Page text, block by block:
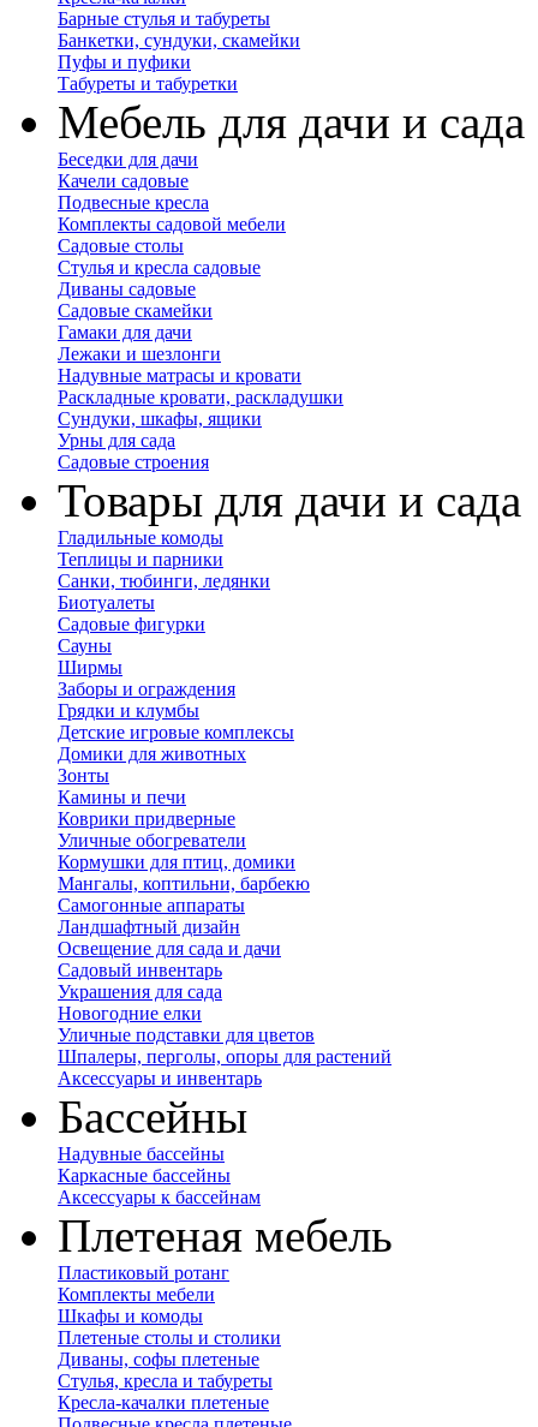
Барные стулья и табуреты
Банкетки, сундуки, скамейки
Пуфы и пуфики
Табуреты и табуретки
Мебель для дачи и сада
Беседки для дачи
Качели садовые
Подвесные кресла
Комплекты садовой мебели
Садовые столы
Стулья и кресла садовые
Диваны садовые
Садовые скамейки
Гамаки для дачи
Лежаки и шезлонги
Надувные матрасы и кровати
Раскладные кровати, раскладушки
Сундуки, шкафы, ящики
Урны для сада
Садовые строения
Товары для дачи и сада
Гладильные комоды
Теплицы и парники
Санки, тюбинги, ледянки
Биотуалеты
Садовые фигурки
Сауны
Ширмы
Заборы и ограждения
Грядки и клумбы
Детские игровые комплексы
Домики для животных
Зонты
Камины и печи
Коврики придверные
Уличные обогреватели
Кормушки для птиц, домики
Мангалы, коптильни, барбекю
Самогонные аппараты
Ландшафтный дизайн
Освещение для сада и дачи
Садовый инвентарь
Украшения для сада
Новогодние елки
Уличные подставки для цветов
Шпалеры, перголы, опоры для растений
Аксессуары и инвентарь
Бассейны
Надувные бассейны
Каркасные бассейны
Аксессуары к бассейнам
Плетеная мебель
Пластиковый ротанг
Комплекты мебели
Шкафы и комоды
Плетеные столы и столики
Диваны, софы плетеные
Стулья, кресла и табуреты
Кресла-качалки плетеные